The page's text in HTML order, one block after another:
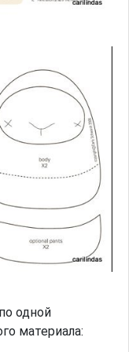
одной
материала: